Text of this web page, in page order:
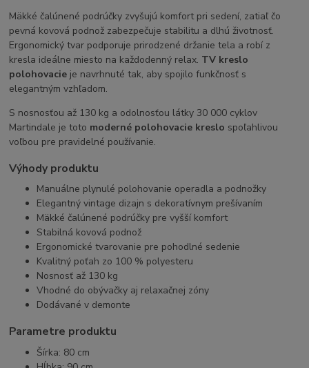
Mäkké čalúnené podrúčky zvyšujú komfort pri sedení, zatiaľ čo
pevná kovová podnož zabezpečuje stabilitu a dlhú životnosť.
Ergonomický tvar podporuje prirodzené držanie tela a robí z
kresla ideálne miesto na každodenný relax. TV kreslo
polohovacie je navrhnuté tak, aby spojilo funkčnosť s
elegantným vzhľadom.
S nosnosťou až 130 kg a odolnosťou látky 30 000 cyklov
Martindale je toto moderné polohovacie kreslo spoľahlivou
voľbou pre pravidelné používanie.
Výhody produktu
Manuálne plynulé polohovanie operadla a podnožky
Elegantný vintage dizajn s dekoratívnym prešívaním
Mäkké čalúnené podrúčky pre vyšší komfort
Stabilná kovová podnož
Ergonomické tvarovanie pre pohodlné sedenie
Kvalitný poťah zo 100 % polyesteru
Nosnosť až 130 kg
Vhodné do obývačky aj relaxačnej zóny
Dodávané v demonte
Parametre produktu
Šírka: 80 cm